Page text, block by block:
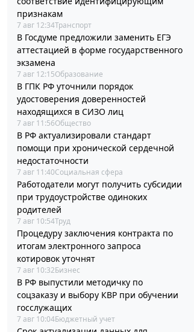
признакам
7 авг 12:34Транспорт
В Госдуме предложили заменить ЕГЭ
аттестацией в форме государственного
экзамена
7 авг 12:15Образование
В ГПК РФ уточнили порядок
удостоверения доверенностей
находящихся в СИЗО лиц
7 авг 11:56Общество
В РФ актуализировали стандарт
помощи при хронической сердечной
недостаточности
7 авг 11:40Социальная сфера
Работодатели могут получить субсидии
при трудоустройстве одиноких
родителей
7 авг 10:54Труд
Процедуру заключения контракта по
итогам электронного запроса
котировок уточнят
7 авг 10:32Бизнес
В РФ выпустили методичку по
соцзаказу и выбору КВР при обучении
госслужащих
7 авг 10:04Бюджетный учет